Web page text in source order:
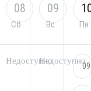
08
Сб
09
Вс Пн
НедоступноНедоступно